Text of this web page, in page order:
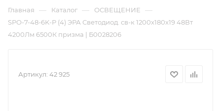
Главная — Каталог — ОСВЕЩЕНИЕ —
SPO-7-48-6K-P (4) ЭРА Светодиод. св-к 1200x180x19 48Вт
4200Лм 6500К призма | Б0028206
Артикул: 42 925